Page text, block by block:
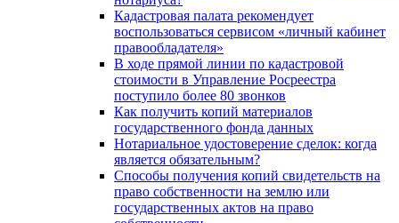
Кадастровая палата рекомендует
воспользоваться сервисом «личный кабинет
правообладателя»
В ходе прямой линии по кадастровой
стоимости в Управление Росреестра
поступило более 80 звонков
Как получить копий материалов
государственного фонда данных
Нотариальное удостоверение сделок: когда
является обязательным?
Способы получения копий свидетельств на
право собственности на землю или
государственных актов на право